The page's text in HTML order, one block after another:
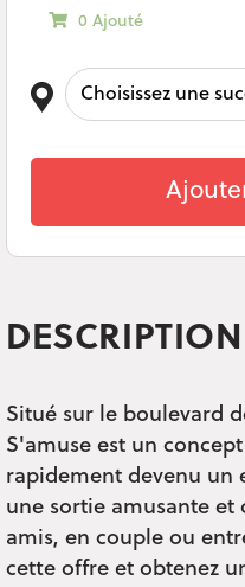
Situé sur le boulevard
S'amuse est un
rapidement devenu un
une sortie amusante
amis, en couple ou
cette offre et obtenez
0 Ajouté